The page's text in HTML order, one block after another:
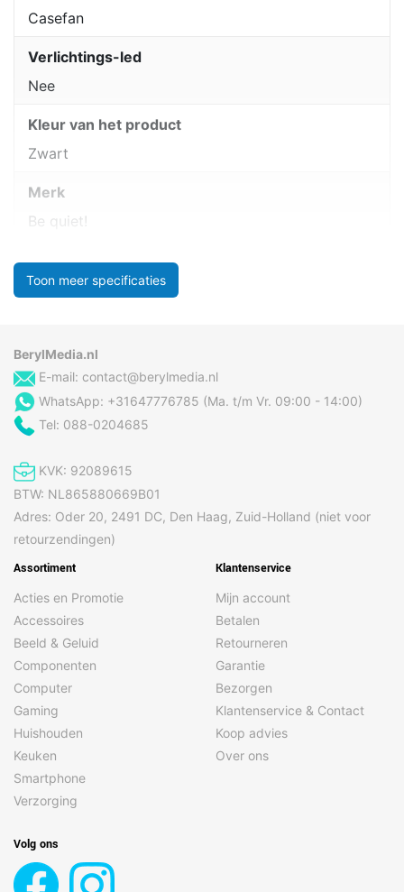
Casefan
Verlichtings-led
Nee
Kleur van het product
Zwart
Merk
Be quiet!
Toon meer specificaties
BerylMedia.nl
E-mail: contact@berylmedia.nl
WhatsApp: +31647776785 (Ma. t/m Vr. 09:00 - 14:00)
Tel: 088-0204685
KVK: 92089615
BTW: NL865880669B01
Adres: Oder 20, 2491 DC, Den Haag, Zuid-Holland (niet voor
retourzendingen)
Assortiment
Acties en Promotie
Accessoires
Beeld & Geluid
Componenten
Computer
Gaming
Huishouden
Keuken
Smartphone
Verzorging
Klantenservice
Mijn account
Betalen
Retourneren
Garantie
Bezorgen
Klantenservice & Contact
Koop advies
Over ons
Volg ons